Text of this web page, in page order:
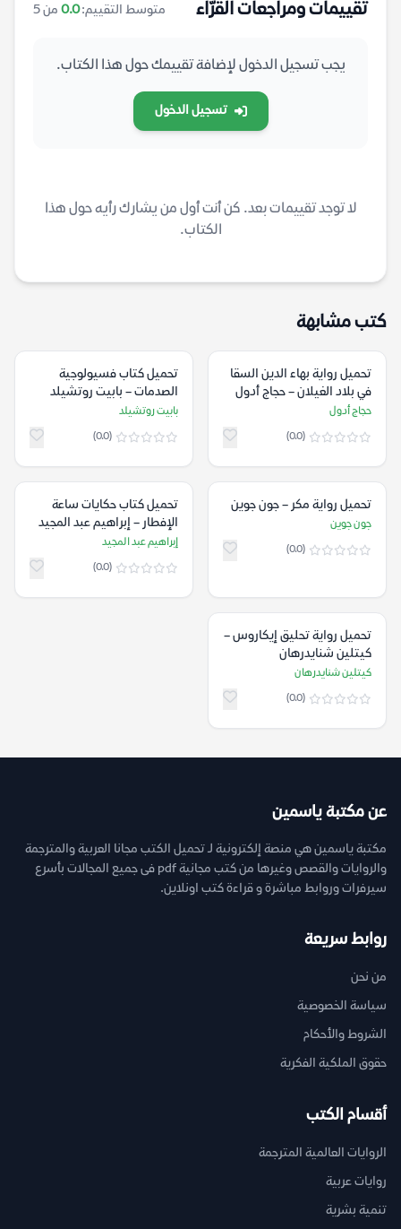
تقييمات ومراجعات القرّاء متوسط التقييم:0.0 من 5
يجب تسجيل الدخول لإضافة تقييمك حول هذا الكتاب.
تسجيل الدخول
لا توجد تقييمات بعد. كن أنت أول من يشارك رأيه حول هذا
الكتاب.
كتب مشابهة
تحميل رواية بهاء الدين السقا
في بلاد الغيلان – حجاج أدول
حجاج أدول
(0.0)
تحميل كتاب فسيولوجية
الصدمات – بابيت روتشيلد
بابيت روتشيلد
(0.0)
تحميل رواية مكر – جون جوين
جون جوين
(0.0)
تحميل كتاب حكايات ساعة
الإفطار – إبراهيم عبد المجيد
إبراهيم عبد المجيد
(0.0)
تحميل رواية تحليق إيكاروس –
كيتلين شنايدرهان
كيتلين شنايدرهان
(0.0)
عن مكتبة ياسمين
مكتبة ياسمين هي منصة إلكترونية لـ تحميل الكتب مجانا العربية والمترجمة
والروايات والقصص وغيرها من كتب مجانية pdf فى جميع المجالات بأسرع
سيرفرات وروابط مباشرة و قراءة كتب اونلاين.
روابط سريعة
من نحن
سياسة الخصوصية
الشروط والأحكام
حقوق الملكية الفكرية
أقسام الكتب
الروايات العالمية المترجمة
روايات عربية
تنمية بشرية